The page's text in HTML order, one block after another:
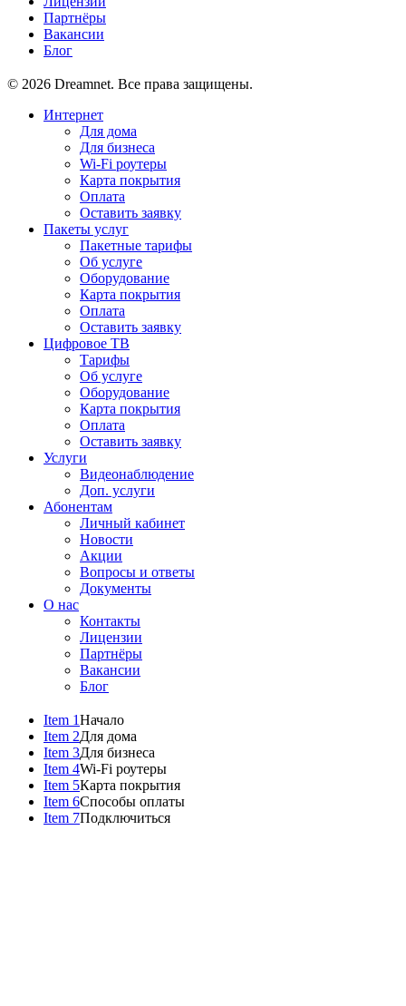
Партнёры
Вакансии
Блог
© 2026 Dreamnet. Все права защищены.
Интернет
Для дома
Для бизнеса
Wi-Fi роутеры
Карта покрытия
Оплата
Оставить заявку
Пакеты услуг
Пакетные тарифы
Об услуге
Оборудование
Карта покрытия
Оплата
Оставить заявку
Цифровое ТВ
Тарифы
Об услуге
Оборудование
Карта покрытия
Оплата
Оставить заявку
Услуги
Видеонаблюдение
Доп. услуги
Абонентам
Личный кабинет
Новости
Акции
Вопросы и ответы
Документы
О нас
Контакты
Лицензии
Партнёры
Вакансии
Блог
Item 1Начало
Item 2Для дома
Item 3Для бизнеса
Item 4Wi-Fi роутеры
Item 5Карта покрытия
Item 6Способы оплаты
Item 7Подключиться